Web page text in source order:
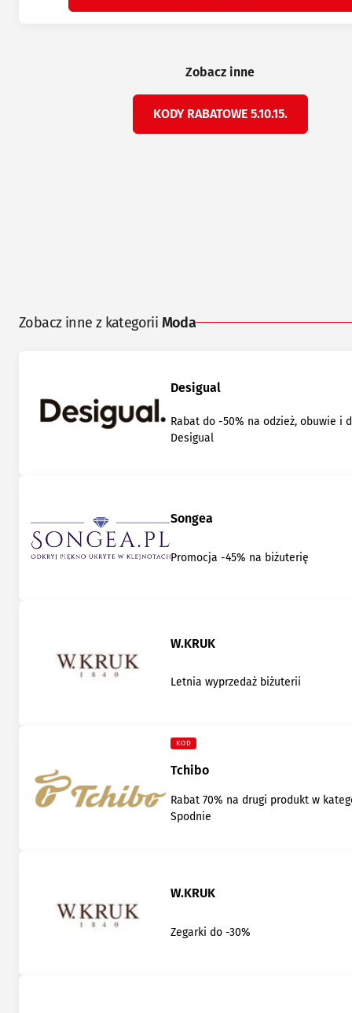
Zobacz inne
KODY RABATOWE 5.10.15.
Zobacz inne z kategorii Moda
Desigual
Rabat do -50% na odzież, obuwie i
Desigual
Songea
Promocja -45% na biżuterię
W.KRUK
Letnia wyprzedaż biżuterii
KOD
Tchibo
Rabat 70% na drugi produkt w
Spodnie
W.KRUK
Zegarki do -30%